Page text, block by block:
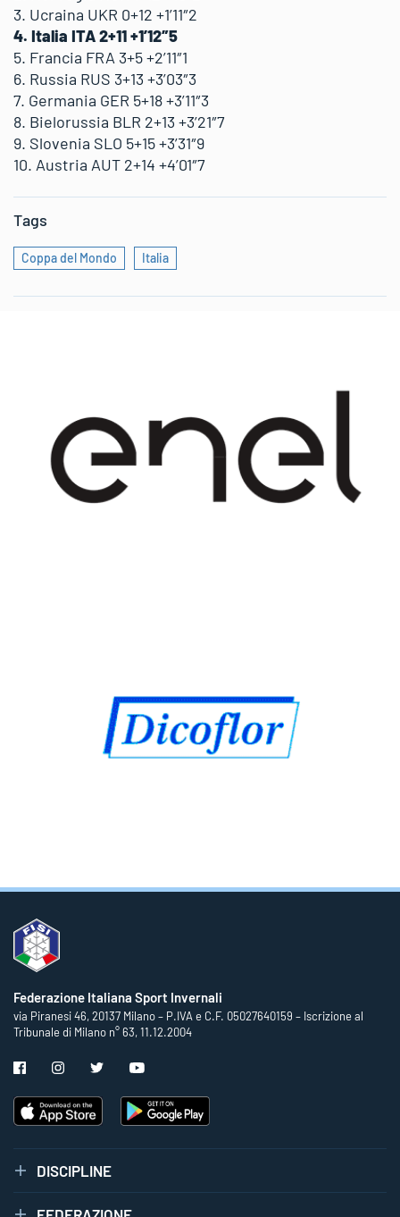
3. Ucraina UKR 0+12 +1’11″2
4. Italia ITA 2+11 +1’12″5
5. Francia FRA 3+5 +2’11″1
6. Russia RUS 3+13 +3’03″3
7. Germania GER 5+18 +3’11″3
8. Bielorussia BLR 2+13 +3’21″7
9. Slovenia SLO 5+15 +3’31″9
10. Austria AUT 2+14 +4’01″7
Tags
Coppa del Mondo Italia
Federazione Italiana Sport Invernali
via Piranesi 46, 20137 Milano – P.IVA e C.F. 05027640159 – Iscrizione al
Tribunale di Milano n° 63, 11.12.2004
DISCIPLINE